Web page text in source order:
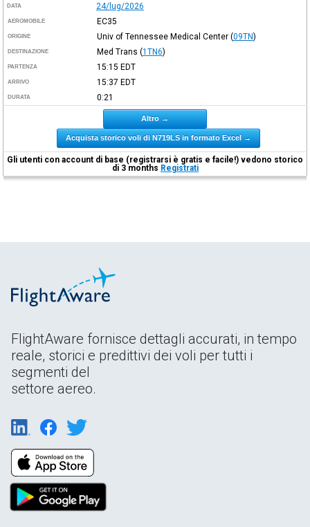
DATA 24/lug/2026
AEROMOBILE EC35
ORIGINE Univ of Tennessee Medical Center (09TN)
DESTINAZIONE Med Trans (1TN6)
PARTENZA 15:15 EDT
ARRIVO 15:37 EDT
DURATA 0:21
Altro →
Acquista storico voli di N719LS in formato Excel →
Gli utenti con account di base (registrarsi è gratis e facile!) vedono storico
di 3 months Registrati
FlightAware fornisce dettagli accurati, in tempo
reale, storici e predittivi dei voli per tutti i
segmenti del
settore aereo.